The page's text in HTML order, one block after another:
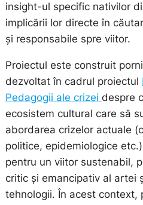
insight-ul specific nativilor
implicării lor directe în
și responsabile spre viitor.
Proiectul este construit
dezvoltat în cadrul proiectul
Pedagogii ale crizei despre
ecosistem cultural care să
abordarea crizelor actuale
politice, epidemiologice
pentru un viitor sustenabil,
critic și emancipativ al artei
tehnologii. În acest context,